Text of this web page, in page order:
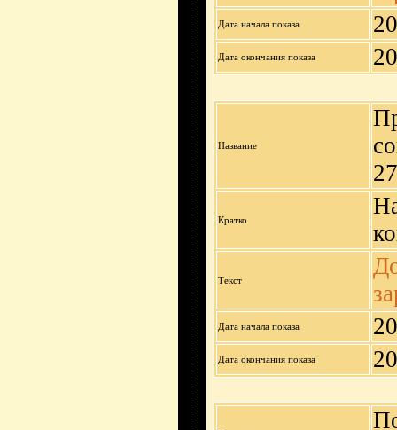
Дата начала показа
Дата окончания показа
Название
Кратко
Текст
Дата начала показа
Дата окончания показа